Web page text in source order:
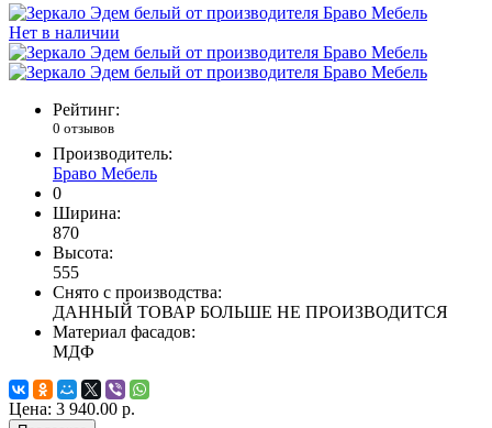
Нет в наличии
Рейтинг:
0 отзывов
Производитель:
Браво Мебель
0
Ширина:
870
Высота:
555
Снято с производства:
ДАННЫЙ ТОВАР БОЛЬШЕ НЕ ПРОИЗВОДИТСЯ
Материал фасадов:
МДФ
Цена: 3 940.00 р.